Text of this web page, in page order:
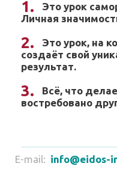
Это урок
Личная
Это урок, на
создаёт свой
результат.
Всё, что
востребовано
E-mail: info@eidos-